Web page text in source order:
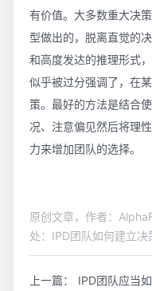
有价值。大多数重大决
型做出的，脱离直觉的
和高度发达的推理形式
似乎被过分强调了，在
策。最好的方法是结合
况、注意偏见然后将理
力来增加团队的选择。
原创文章，作者：
处：IPD团队如何建立
上一篇：
IPD团队应当